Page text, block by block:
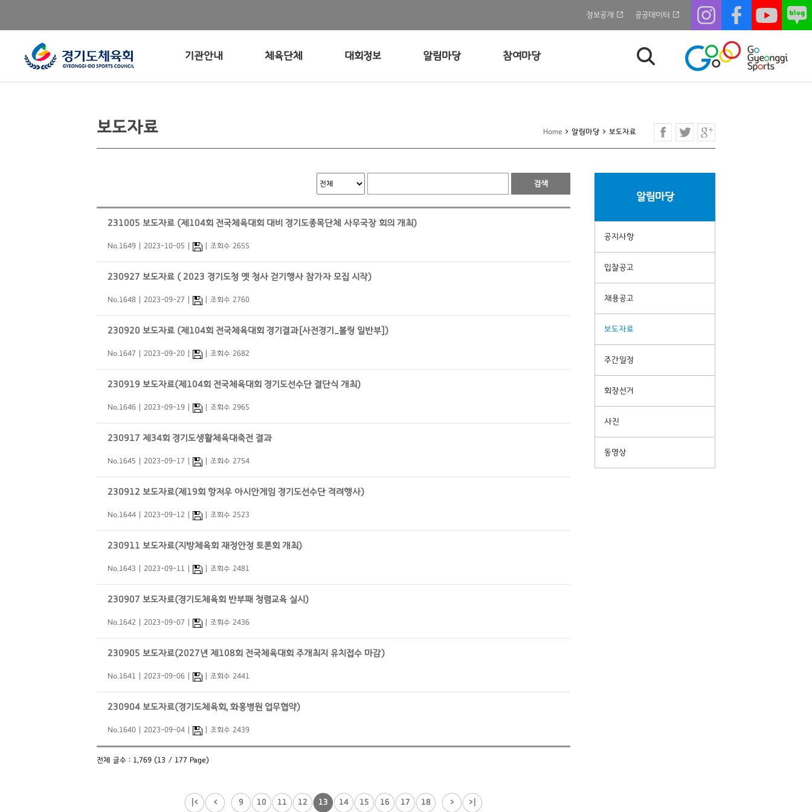
정보공개 공공데이터
기관안내 체육단체 대회정보 알림마당 참여마당
Home > 알림마당 > 보도자료
보도자료
알림마당
공지사항
입찰공고
채용공고
보도자료
주간일정
회장선거
사진
동영상
231005 보도자료 (제104회 전국체육대회 대비 경기도종목단체 사무국장 회의 개최)
No.1649 2023-10-05 조회수 2655
230927 보도자료 ( 2023 경기도청 옛 청사 걷기행사 참가자 모집 시작)
No.1648 2023-09-27 조회수 2760
230920 보도자료 (제104회 전국체육대회 경기결과[사전경기_볼링 일반부])
No.1647 2023-09-20 조회수 2682
230919 보도자료(제104회 전국체육대회 경기도선수단 결단식 개최)
No.1646 2023-09-19 조회수 2965
230917 제34회 경기도생활체육대축전 결과
No.1645 2023-09-17 조회수 2754
230912 보도자료(제19회 항저우 아시안게임 경기도선수단 격려행사)
No.1644 2023-09-12 조회수 2523
230911 보도자료(지방체육회 재정안정 토론회 개최)
No.1643 2023-09-11 조회수 2481
230907 보도자료(경기도체육회 반부패 청렴교육 실시)
No.1642 2023-09-07 조회수 2436
230905 보도자료(2027년 제108회 전국체육대회 주개최지 유치접수 마감)
No.1641 2023-09-06 조회수 2441
230904 보도자료(경기도체육회, 화홍병원 업무협약)
No.1640 2023-09-04 조회수 2439
전체 글수 : 1,769 (13 / 177 Page)
|< < 9 10 11 12 13 14 15 16 17 18 > >|